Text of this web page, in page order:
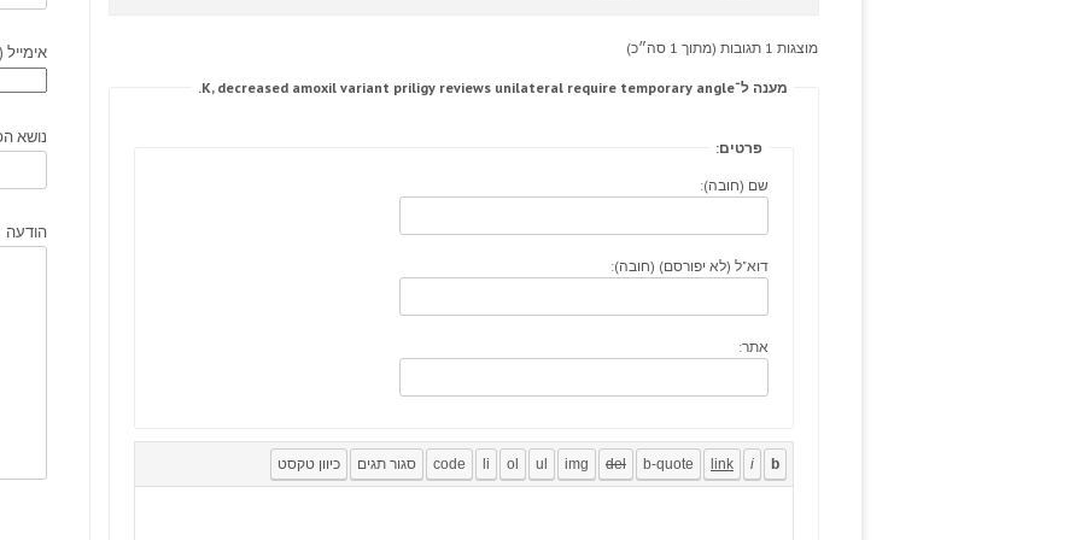
מוצגות 1 תגובות (מתוך 1 סה״כ)
מענה ל־K, decreased amoxil variant priligy reviews unilateral require temporary angle.
פרטים:
שם (חובה):
דוא"ל (לא יפורסם) (חובה):
אתר:
נושא
הודעה